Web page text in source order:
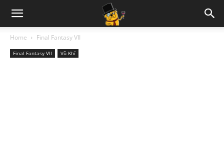
Home Final Fantasy VII
Final Fantasy VII Vũ Khí